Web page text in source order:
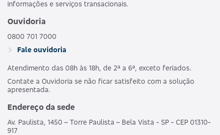
informações e serviços transacionais.
Ouvidoria
0800 701 7000
Fale ouvidoria
Atendimento das 08h às 18h, de 2ª a 6ª, exceto feriados.
Contate a Ouvidoria se não ficar satisfeito com a solução
apresentada.
Endereço da sede
Av. Paulista, 1450 – Torre Paulista – Bela Vista - SP - CEP 01310-
917